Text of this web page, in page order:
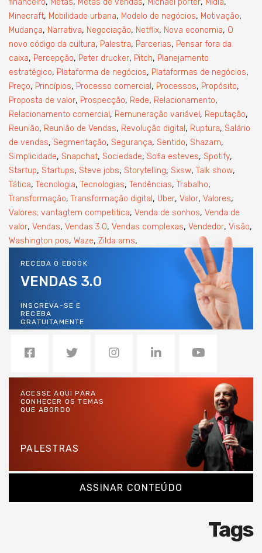
financeiro Metas Metas de vendas Michael porter Mídia
Minecraft, Mobilidade urbana, Modelo de negócios, Motivação,
Mudança, Narrativa, Negociação, Netflix, Nova economia, O
novo código da cultura, Palestra, Parcerias, Pensar fora da
caixa, Percepção, Peter drucker, Pitch, Planejamento
estratégico, Plataforma de negócios, Plataformas de negócios,
Preço, Princípios, Processo comercial , Processos, Propósito,
Proposta de valor, Prospecção, Rede, Relacionamento,
Relacionamento comercial , Remuneração variável , Reputação,
Reunião, Reunião de Vendas, Revolução digital , Ruptura, Salário
de vendas, Segmentação, Segurança, Sentido, Shazam,
Simplicidade, Snapchat, Sociedade, Sofia esteves, Spotify,
Startup, Startups, Steve jobs, Storytelling, Sxsw, Talk show,
Tática, Tecnologia, Tecnologias, Tendências, Trabalho,
Transformação, Transformação digital , Uber, Valor, Valores,
Valores; vantagtem competitica, Venda de sonhos, Venda de
valor, Vendas, Vendas 3.0, Vendas complexas, Vendedor, Visão,
Washington pos, Waze, Zilda arns,
RECEBA O EBOOK
VENDAS 3.0
INSCREVA-SE E
RECEBA
GRATUITAMENTE
ACESSE AQUI PARA
CONHECER OS TEMAS
QUE ABORDO
PALESTRAS
ASSINAR CONTEÚDO
Tags